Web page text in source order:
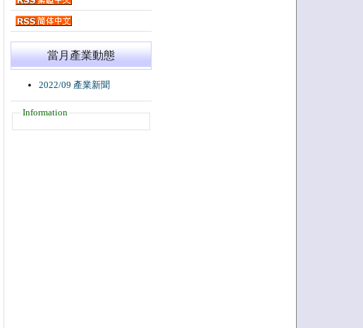
當月產業動態
2022/09 產業新聞
Information